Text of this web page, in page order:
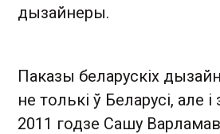
дызайнеры.
Паказы беларускіх
не толькі ў Беларусі, але
2011 годзе Сашу